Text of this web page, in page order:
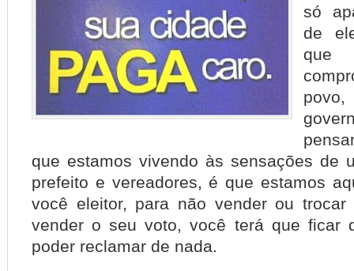
só
de
que
que estamos vivendo às sensações de
prefeito e vereadores, é que estamos
você eleitor, para não vender ou
vender o seu voto, você terá que ficar
poder reclamar de nada.